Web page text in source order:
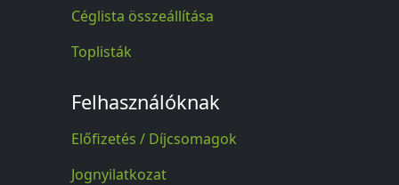
Céglista összeállítása
Toplisták
Felhasználóknak
Előfizetés / Díjcsomagok
Jognyilatkozat